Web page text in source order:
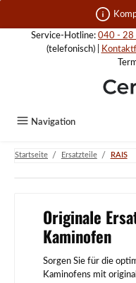
Zum Hauptinhalt springen
Service-Hotline: 040 - 28
(telefonisch) |
Navigation
Startseite / Ersatzteile / RAIS
Originale
Kaminofen
Sorgen Sie für die
Kaminofens mit